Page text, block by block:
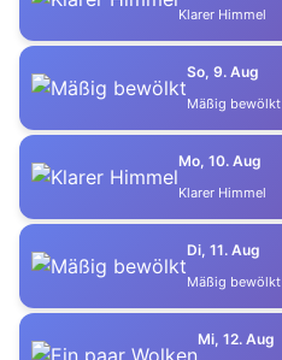
Klarer Himmel
So, 9. Aug
Mäßig bewölkt
Mo, 10. Aug
Klarer Himmel
Di, 11. Aug
Mäßig bewölkt
Mi, 12. Aug